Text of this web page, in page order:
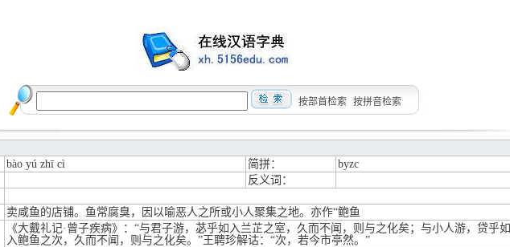
按部首检索 按拼音检索
bào yú zhī cì 简拼：
byzc
反义词：
卖咸鱼的店铺。鱼常腐臭，因以喻恶人之所或小人聚集之地。亦作“鲍鱼
《大戴礼记·曾子疾病》：“与君子游，苾乎如入兰芷之室，久而不闻，则与之化矣；与小人游，贷乎如
入鲍鱼之次，久而不闻，则与之化矣。”王聘珍解诂：“次，若今市亭然。”